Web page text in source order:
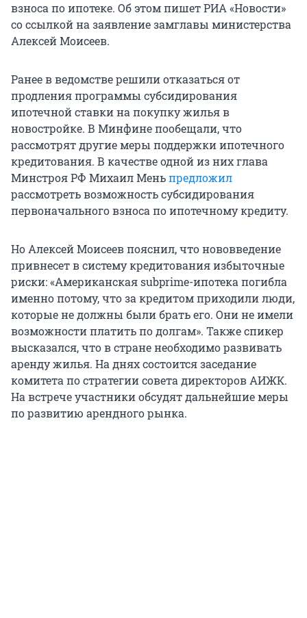
взноса по ипотеке. Об этом пишет РИА «Новости»
со ссылкой на заявление замглавы министерства
Алексей Моисеев.
Ранее в ведомстве решили отказаться от
продления программы субсидирования
ипотечной ставки на покупку жилья в
новостройке. В Минфине пообещали, что
рассмотрят другие меры поддержки ипотечного
кредитования. В качестве одной из них глава
Минстроя РФ Михаил Меньпредложил
рассмотреть возможность субсидирования
первоначального взноса по ипотечному кредиту.
Но Алексей Моисеев пояснил, что нововведение
привнесет в систему кредитования избыточные
риски: «Американская subprime-ипотека погибла
именно потому, что за кредитом приходили люди,
которые не должны были брать его. Они не имели
возможности платить по долгам». Также спикер
высказался, что в стране необходимо развивать
аренду жилья. На днях состоится заседание
комитета по стратегии совета директоров АИЖК.
На встрече участники обсудят дальнейшие меры
по развитию арендного рынка.